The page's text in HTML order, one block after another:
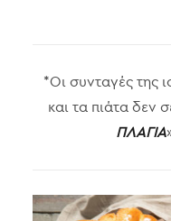
*Οι συνταγές της
και τα πιάτα δεν
ΠΛΑΓΙΑ